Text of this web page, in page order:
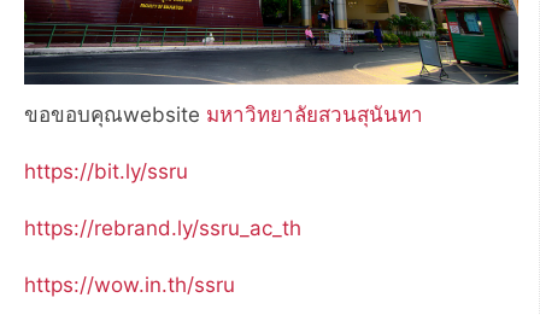
ขอขอบคุณwebsite มหาวิทยาลัยสวนสุนันทา
https://bit.ly/ssru
https://rebrand.ly/ssru_ac_th
https://wow.in.th/ssru